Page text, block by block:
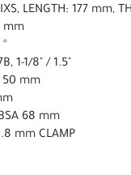
LENGTH: 177 mm,
mm
1-1/8" / 1.5"
50 mm
68 mm
mm CLAMP